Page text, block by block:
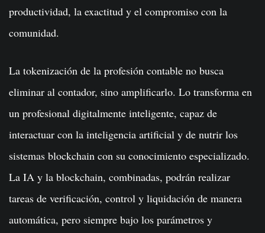
productividad, la exactitud y el compromiso con la
comunidad.
La tokenización de la profesión contable no busca
eliminar al contador, sino amplificarlo. Lo transforma en
un profesional digitalmente inteligente, capaz de
interactuar con la inteligencia artificial y de nutrir los
sistemas blockchain con su conocimiento especializado.
La IA y la blockchain, combinadas, podrán realizar
tareas de verificación, control y liquidación de manera
automática, pero siempre bajo los parámetros y